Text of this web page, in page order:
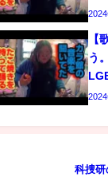
【
う
科捜研